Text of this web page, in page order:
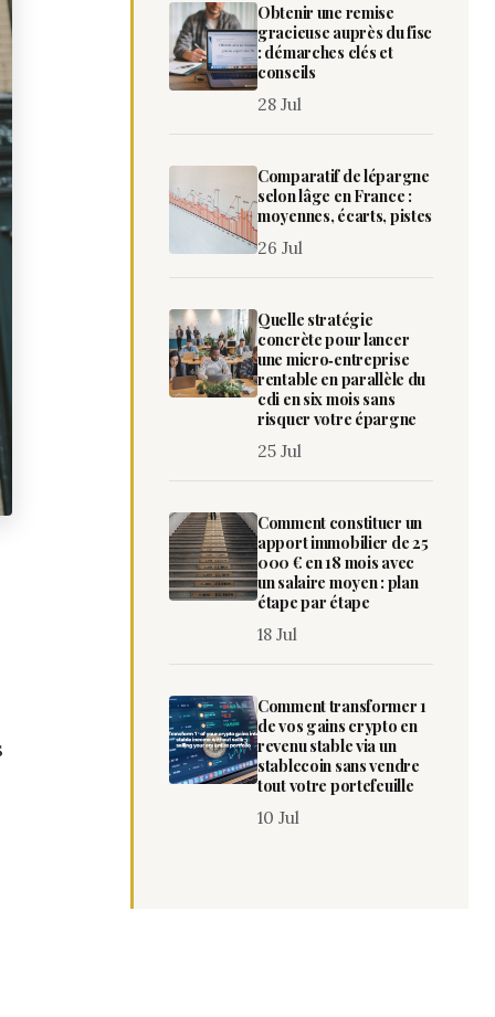
Obtenir une remise
gracieuse auprès du fisc
: démarches clés et
conseils
28 Jul
Comparatif de lépargne
selon lâge en France :
moyennes, écarts, pistes
26 Jul
Quelle stratégie
concrète pour lancer
une micro‑entreprise
rentable en parallèle du
cdi en six mois sans
risquer votre épargne
25 Jul
Comment constituer un
apport immobilier de 25
000 € en 18 mois avec
un salaire moyen : plan
étape par étape
18 Jul
Comment transformer 1
de vos gains crypto en
revenu stable via un
stablecoin sans vendre
tout votre portefeuille
10 Jul